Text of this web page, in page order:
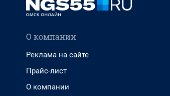
О компании
Реклама на сайте
Прайс-лист
О компании